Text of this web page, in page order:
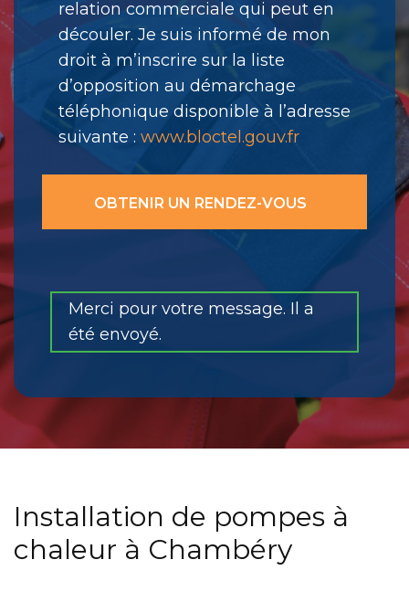
relation commerciale qui peut en
découler. Je suis informé de mon
droit à m’inscrire sur la liste
d’opposition au démarchage
téléphonique disponible à l’adresse
suivante : www.bloctel.gouv.fr
Merci pour votre message. Il a
été envoyé.
Installation de pompes à
chaleur à Chambéry